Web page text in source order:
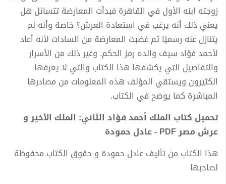
زوجته ابنه الأول في القاهرة فبدأت المعارضة تتسائل هل
يعني ذلك أنه يرغب في استعادة العرش؟ خاصة وأنه لم
يتنازل عنه رسميًا ثم غضبت المعارضة من السادات لأنه أعاد
لأحمد فؤاد سيف والده رمز الحكم. وغير ذلك من الأسرار
والتفاصيل التي يكشفها هذا الكتاب والتي لا يعرفها
الكثيرون ويستقي المؤلف هذه المعلومات من مصادرها
المباشرة كما يوضح في الكتاب.
تحميل كتاب الملك أحمد فؤاد الثاني: الملك الأخير و
عرش مصر PDF - عادل حمودة
هذا الكتاب من تأليف عادل حمودة و حقوق الكتاب محفوظة
لصاحبها